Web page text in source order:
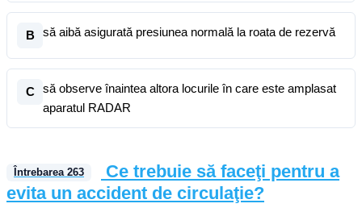
B să aibă asigurată presiunea normală la roata de rezervă
C
să observe înaintea altora locurile în care este amplasat
aparatul RADAR
Întrebarea 263
Ce trebuie să faceţi pentru a
evita un accident de circulaţie?